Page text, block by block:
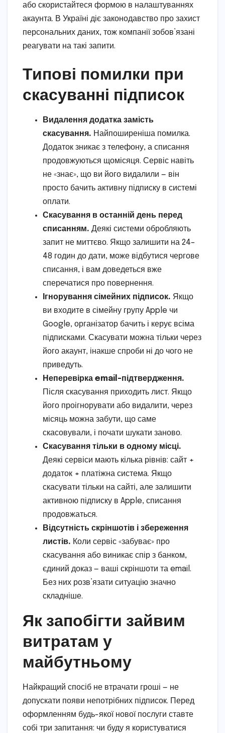
або скористайтеся формою в налаштуваннях
акаунта. В Україні діє законодавство про захист
персональних даних, тож компанії зобов’язані
реагувати на такі запити.
Типові помилки при
скасуванні підписок
Видалення додатка замість
скасування. Найпоширеніша помилка.
Додаток зникає з телефону, а списання
продовжуються щомісяця. Сервіс навіть
не «знає», що ви його видалили — він
просто бачить активну підписку в системі
оплати.
Скасування в останній день перед
списанням. Деякі системи обробляють
запит не миттєво. Якщо залишити на 24–
48 годин до дати, може відбутися чергове
списання, і вам доведеться вже
сперечатися про повернення.
Ігнорування сімейних підписок. Якщо
ви входите в сімейну групу Apple чи
Google, організатор бачить і керує всіма
підписками. Скасувати можна тільки через
його акаунт, інакше спроби ні до чого не
приведуть.
Неперевірка email-підтвердження.
Після скасування приходить лист. Якщо
його проігнорувати або видалити, через
місяць можна забути, що саме
скасовували, і почати шукати заново.
Скасування тільки в одному місці.
Деякі сервіси мають кілька рівнів: сайт +
додаток + платіжна система. Якщо
скасувати тільки на сайті, але залишити
активною підписку в Apple, списання
продовжаться.
Відсутність скріншотів і збереження
листів. Коли сервіс «забуває» про
скасування або виникає спір з банком,
єдиний доказ — ваші скріншоти та email.
Без них розв’язати ситуацію значно
складніше.
Як запобігти зайвим
витратам у
майбутньому
Найкращий спосіб не втрачати гроші — не
допускати появи непотрібних підписок. Перед
оформленням будь-якої нової послуги ставте
собі три запитання: чи буду я користуватися